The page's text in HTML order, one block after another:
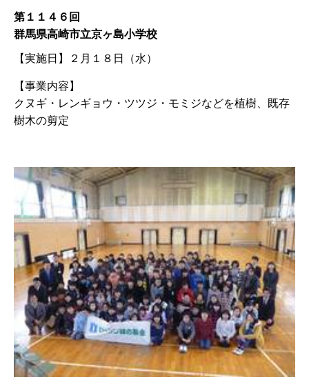
第１１４６回
群馬県高崎市立京ヶ島小学校
【実施日】 ２月１８日（水）
【事業内容】
クヌギ・レンギョウ・ツツジ・モミジなどを植樹、既存
樹木の剪定